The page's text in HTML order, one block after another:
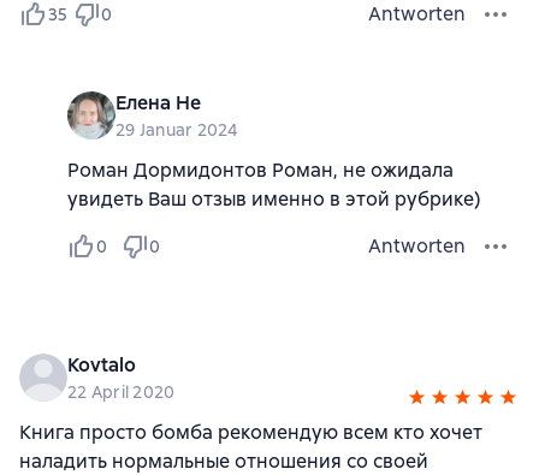
35 0 Antworten
Елена Не
29 Januar 2024
Роман Дормидонтов Роман, не ожидала
увидеть Ваш отзыв именно в этой рубрике)
0 0 Antworten
Kovtalo
22 April 2020
Книга просто бомба рекомендую всем кто хочет
наладить нормальные отношения со своей